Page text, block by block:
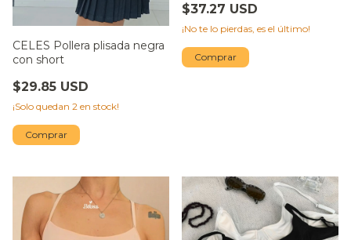
CELES Pollera plisada negra
con short
$29.85 USD
¡Solo quedan 2 en stock!
Comprar
$37.27 USD
¡No te lo pierdas, es el último!
Comprar